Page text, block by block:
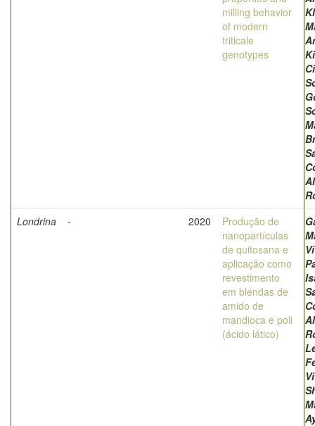
milling behavior
of modern
triticale
genotypes
Londrina
- 2020
Produção de
nanopartículas
de quitosana e
aplicação como
revestimento
em blendas de
amido de
mandioca e poli
(ácido lático)